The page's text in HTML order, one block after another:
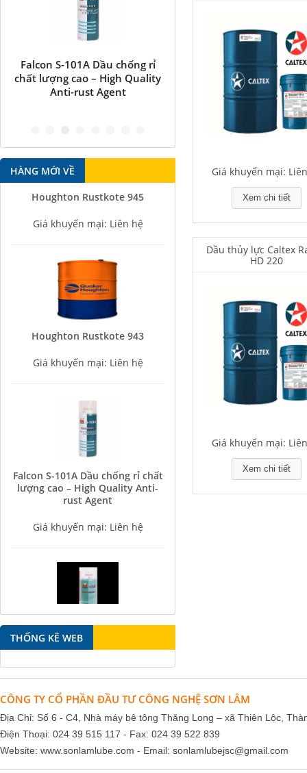
Giá khuyến mại:
Xem chi tiết
Dầu thủy lực Caltex
HD 220
Giá khuyến mại:
Xem chi tiết
Falcon S-101A Dầu chống rỉ
chất lượng cao – High Quality
Anti-rust Agent
Falcon S-350 Chất chống
bôi trơn đa năng –
Multipurpose
antirust agent
HÀNG MỚI VỀ
Giá khuyến mại: Liên hệ
Falcon S-101A Dầu chống rỉ chất
lượng cao – High Quality Anti-
rust Agent
Giá khuyến mại: Liên hệ
Falcon S-350 Chất chống gỉ bôi
trơn đa năng – Multipurpose
THỐNG KÊ WEB
CÔNG TY CỔ PHẦN ĐẦU TƯ CÔNG NGHỆ SƠN LÂM
Địa Chỉ: Số 6 - C4, Nhà máy bê tông Thăng Long – xã Thiên Lộc,
Điện Thoại: 024 39 515 117 - Fax: 024 39 522 839
Website: www.sonlamlube.com - Email: sonlamlubejsc@gmail.com